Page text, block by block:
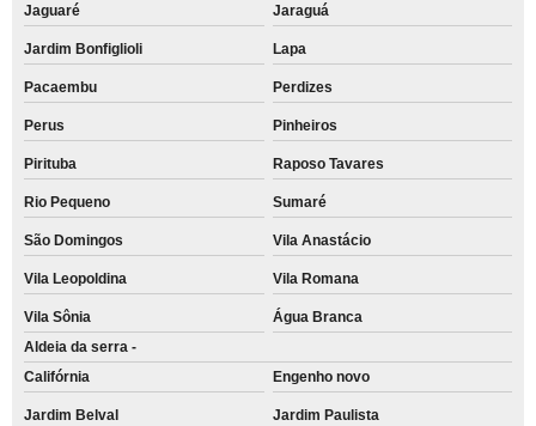
Jaguaré Jaraguá
Jardim Bonfiglioli Lapa
Pacaembu Perdizes
Perus Pinheiros
Pirituba Raposo Tavares
Rio Pequeno Sumaré
São Domingos Vila Anastácio
Vila Leopoldina Vila Romana
Vila Sônia
Água Branca
Aldeia da serra -
Califórnia
Engenho novo
Jardim Belval Jardim Paulista